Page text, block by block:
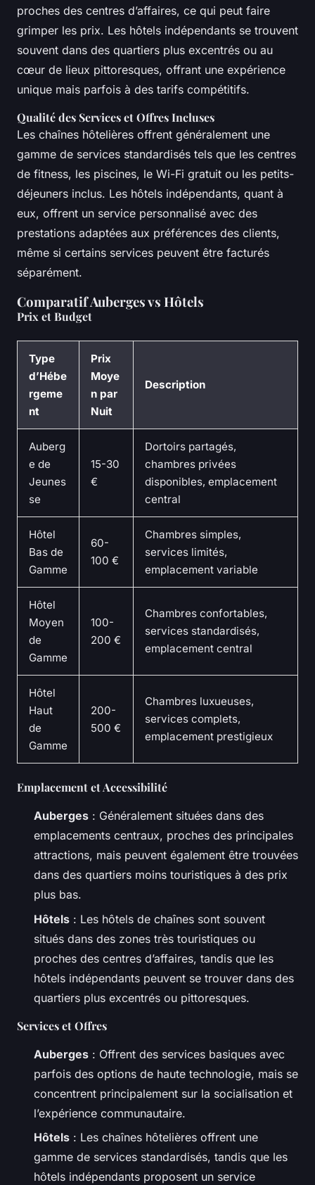
proches des centres d’affaires, ce qui peut faire
grimper les prix. Les hôtels indépendants se trouvent
souvent dans des quartiers plus excentrés ou au
cœur de lieux pittoresques, offrant une expérience
unique mais parfois à des tarifs compétitifs.
Qualité des Services et Offres Incluses
Les chaînes hôtelières offrent généralement une
gamme de services standardisés tels que les centres
de fitness, les piscines, le Wi-Fi gratuit ou les petits-
déjeuners inclus. Les hôtels indépendants, quant à
eux, offrent un service personnalisé avec des
prestations adaptées aux préférences des clients,
même si certains services peuvent être facturés
séparément.
Comparatif Auberges vs Hôtels
Prix et Budget
Type
d’Hébe
rgeme
nt
Prix
Moye
n par
Nuit
Description
Auberg
e de
Jeunes
se
15-30
€
Dortoirs partagés,
chambres privées
disponibles, emplacement
central
Hôtel
Bas de
Gamme
60-
100 €
Chambres simples,
services limités,
emplacement variable
Hôtel
Moyen
de
Gamme
100-
200 €
Chambres confortables,
services standardisés,
emplacement central
Hôtel
Haut
de
Gamme
200-
500 €
Chambres luxueuses,
services complets,
emplacement prestigieux
Emplacement et Accessibilité
Auberges : Généralement situées dans des
emplacements centraux, proches des principales
attractions, mais peuvent également être trouvées
dans des quartiers moins touristiques à des prix
plus bas.
Hôtels : Les hôtels de chaînes sont souvent
situés dans des zones très touristiques ou
proches des centres d’affaires, tandis que les
hôtels indépendants peuvent se trouver dans des
quartiers plus excentrés ou pittoresques.
Services et Offres
Auberges : Offrent des services basiques avec
parfois des options de haute technologie, mais se
concentrent principalement sur la socialisation et
l’expérience communautaire.
Hôtels : Les chaînes hôtelières offrent une
gamme de services standardisés, tandis que les
hôtels indépendants proposent un service